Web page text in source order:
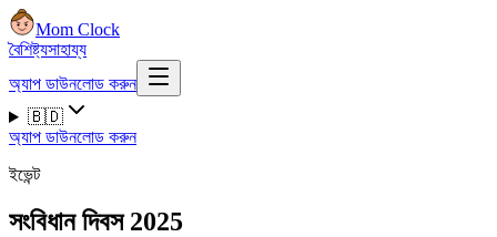
Mom Clock
বৈশিষ্ট্যসাহায্য
অ্যাপ ডাউনলোড করুন
🇧🇩
অ্যাপ ডাউনলোড করুন
ইভেন্ট
সংবিধান দিবস 2025